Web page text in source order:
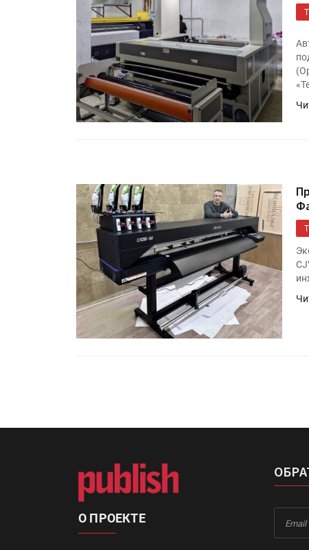
УФ-принтер Mimaki UJV200
запущен в компании
О ПРОЕКТЕ